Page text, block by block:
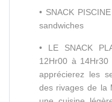
• SNACK
sandwiches
• LE SNACK
12Hr00 à
apprécierez les
des rivages de la